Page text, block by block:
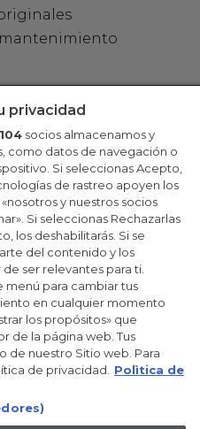
mantenimiento
ahora
único, empresa que
Candy S.p.A, con domicilio fiscal
(MB) – Sede administrativa:
Brugherio (MB). - Italia con
desembolsado.
y Brianza 04666310158 –
privacidad
104 socios almacenamos y
como datos de navegación o
Si seleccionas Acepto,
de rastreo apoyen los
y nuestros socios
Si seleccionas Rechazarlas
los deshabilitarás. Si se
del contenido y los
ser relevantes para ti.
menú para cambiar tus
en cualquier momento
los propósitos» que
de la página web. Tus
de nuestro Sitio web. Para
de privacidad.
Polìtica de